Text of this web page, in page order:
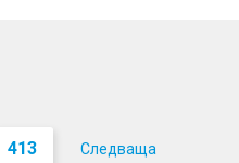
413 Следваща